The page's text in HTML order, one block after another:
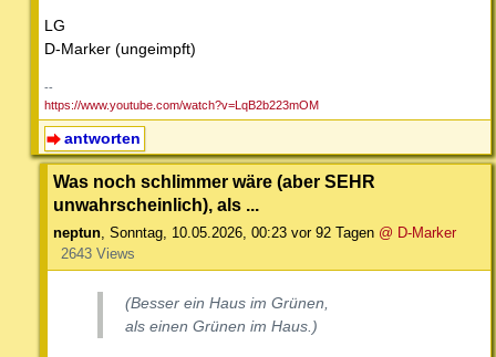
LG
D-Marker (ungeimpft)
--
https://www.youtube.com/watch?v=LqB2b223mOM
antworten
Was noch schlimmer wäre (aber SEHR
unwahrscheinlich), als ...
neptun, Sonntag, 10.05.2026, 00:23 vor 92 Tagen @ D-Marker
2643 Views
(Besser ein Haus im Grünen,
als einen Grünen im Haus.)